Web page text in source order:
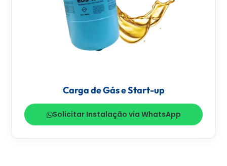
Carga de Gás e Start-up
Solicitar Instalação via WhatsApp